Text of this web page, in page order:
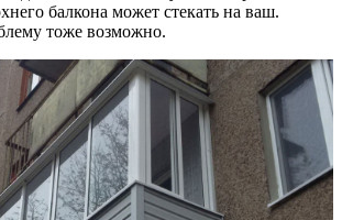
балкона может стекать на ваш.
тоже возможно.